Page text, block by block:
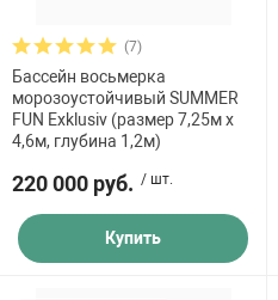
(7)
Бассейн восьмерка
морозоустойчивый SUMMER
FUN Exklusiv (размер 7,25м х
4,6м, глубина 1,2м)
220 000 руб. / шт.
Купить